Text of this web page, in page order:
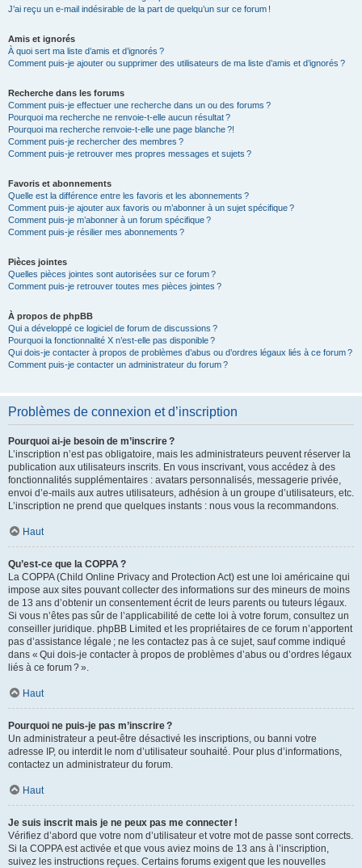
J’ai reçu un e-mail indésirable de la part de quelqu’un sur ce forum !
Amis et ignorés
À quoi sert ma liste d’amis et d’ignorés ?
Comment puis-je ajouter ou supprimer des utilisateurs de ma liste d’amis et d’ignorés ?
Recherche dans les forums
Comment puis-je effectuer une recherche dans un ou des forums ?
Pourquoi ma recherche ne renvoie-t-elle aucun résultat ?
Pourquoi ma recherche renvoie-t-elle une page blanche ?!
Comment puis-je rechercher des membres ?
Comment puis-je retrouver mes propres messages et sujets ?
Favoris et abonnements
Quelle est la différence entre les favoris et les abonnements ?
Comment puis-je ajouter aux favoris ou m’abonner à un sujet spécifique ?
Comment puis-je m’abonner à un forum spécifique ?
Comment puis-je résilier mes abonnements ?
Pièces jointes
Quelles pièces jointes sont autorisées sur ce forum ?
Comment puis-je retrouver toutes mes pièces jointes ?
À propos de phpBB
Qui a développé ce logiciel de forum de discussions ?
Pourquoi la fonctionnalité X n’est-elle pas disponible ?
Qui dois-je contacter à propos de problèmes d’abus ou d’ordres légaux liés à ce forum ?
Comment puis-je contacter un administrateur du forum ?
Problèmes de connexion et d’inscription
Pourquoi ai-je besoin de m’inscrire ?
L’inscription n’est pas obligatoire, mais les administrateurs peuvent réserver la
publication aux utilisateurs inscrits. En vous inscrivant, vous accédez à des
fonctionnalités supplémentaires : avatars personnalisés, messagerie privée,
envoi d’e-mails aux autres utilisateurs, adhésion à un groupe d’utilisateurs, etc.
L’inscription ne prend que quelques instants : nous vous la recommandons.
Haut
Qu’est-ce que la COPPA ?
La COPPA (Child Online Privacy and Protection Act) est une loi américaine qui
impose aux sites pouvant collecter des informations sur des mineurs de moins
de 13 ans d’obtenir un consentement écrit de leurs parents ou tuteurs légaux.
Si vous n’êtes pas sûr de l’applicabilité de cette loi à votre forum, consultez un
conseiller juridique. phpBB Limited et les propriétaires de ce forum n’apportent
pas d’assistance légale ; ne les contactez pas à ce sujet, sauf comme indiqué
dans « Qui dois-je contacter à propos de problèmes d’abus ou d’ordres légaux
liés à ce forum ? ».
Haut
Pourquoi ne puis-je pas m’inscrire ?
Un administrateur a peut-être désactivé les inscriptions, ou banni votre
adresse IP, ou interdit le nom d’utilisateur souhaité. Pour plus d’informations,
contactez un administrateur du forum.
Haut
Je suis inscrit mais je ne peux pas me connecter !
Vérifiez d’abord que votre nom d’utilisateur et votre mot de passe sont corrects.
Si la COPPA est activée et que vous aviez moins de 13 ans à l’inscription,
suivez les instructions reçues. Certains forums exigent que les nouvelles